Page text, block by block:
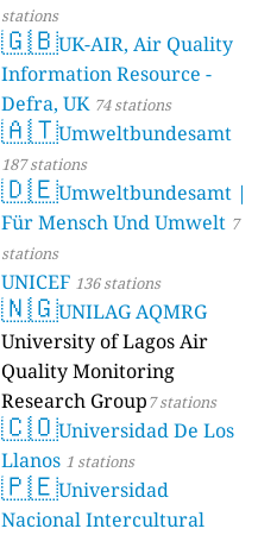
stations
🇬🇧UK-AIR, Air Quality
Information Resource -
Defra, UK 74 stations
🇦🇹Umweltbundesamt
187 stations
🇩🇪Umweltbundesamt |
Für Mensch Und Umwelt 7
stations
UNICEF 136 stations
🇳🇬UNILAG AQMRG
University of Lagos Air
Quality Monitoring
Research Group7 stations
🇨🇴Universidad De Los
Llanos 1 stations
🇵🇪Universidad
Nacional Intercultural